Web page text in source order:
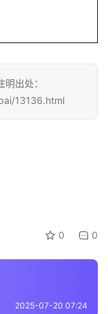
出处：
13136.html
0 0
2025-07-20 07:24